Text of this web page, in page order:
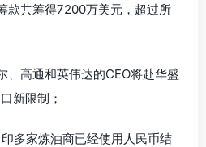
款共筹得7200万美元，超过所
、高通和英伟达的CEO将赴华盛
新限制；
多家炼油商已经使用人民币结